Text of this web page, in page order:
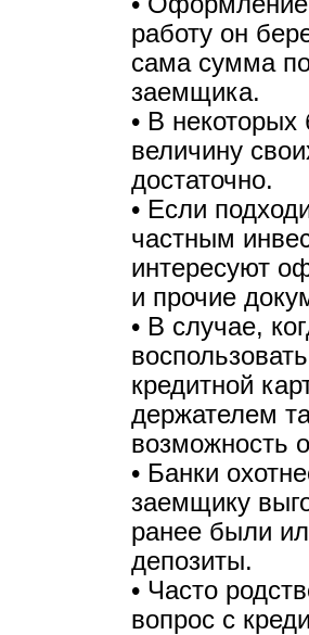
работу он
сама сумма
заемщика.
• В некоторых
величину
достаточно.
• Если
частным
интересуют
и прочие
• В случае,
кредитной
держателем
возможность
• Банки
заемщику
ранее были
депозиты.
• Часто
вопрос с